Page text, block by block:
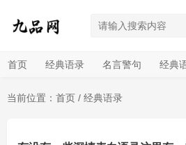
首页 经典语录 名言警句 经典
当前位置： 首页 / 经典语录